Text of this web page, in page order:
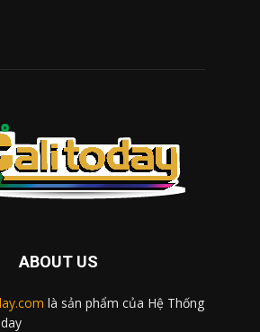
ABOUT US
là sản phẩm của Hệ Thống